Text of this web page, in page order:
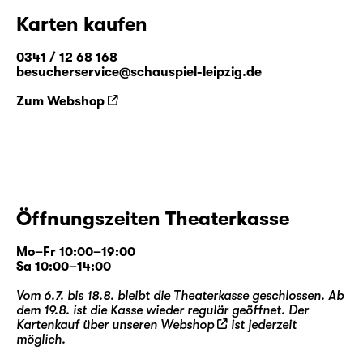
Karten kaufen
0341 / 12 68 168
besucherservice@schauspiel-leipzig.de
Zum Webshop
Öffnungszeiten Theaterkasse
Mo–Fr 10:00–19:00
Sa 10:00–14:00
Vom 6.7. bis 18.8. bleibt die Theaterkasse geschlossen. Ab
dem 19.8. ist die Kasse wieder regulär geöffnet. Der
Kartenkauf über unseren Webshop
ist jederzeit
möglich.